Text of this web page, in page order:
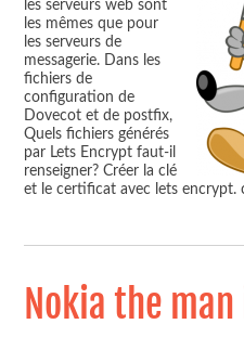
les serveurs web sont
les mêmes que pour
les serveurs de
messagerie. Dans les
fichiers de
configuration de
Dovecot et de postfix,
Quels fichiers générés
par Lets Encrypt faut-il
renseigner? Créer la clé
et le certificat avec lets encrypt.
Nokia the